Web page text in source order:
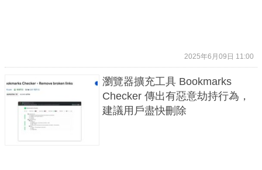
2025年6月09日 11:00
瀏覽器擴充工具 Bookmarks
Checker 傳出有惡意劫持行為，
建議用戶盡快刪除